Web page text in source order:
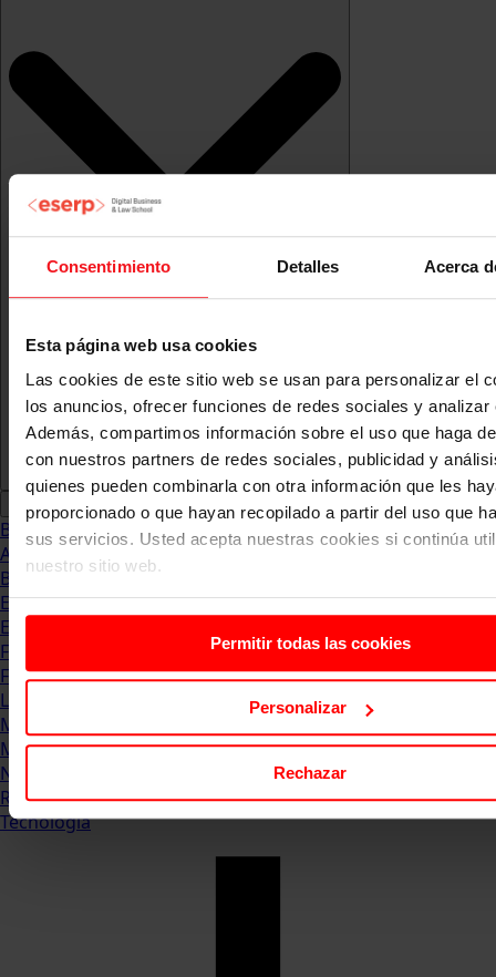
Consentimiento Detalles Acerca
Esta página web usa cookies
Las cookies de este sitio web se usan para personalizar el
los anuncios, ofrecer funciones de redes sociales y analizar
Además, compartimos información sobre el uso que haga
con nuestros partners de redes sociales, publicidad y
quienes pueden combinarla con otra información que les
proporcionado o que hayan recopilado a partir del uso que
sus servicios. Usted acepta nuestras cookies si continúa
nuestro sitio web.
Permitir todas las cookies
Personalizar
Rechazar
Blog
Abogacia
Business
Empleo & Emprendimiento
Empresas
Finanzas
Formación & Estudios
Luxury
Management
Marketing & Comunicación
Negocios
Recursos Humanos
Tecnología